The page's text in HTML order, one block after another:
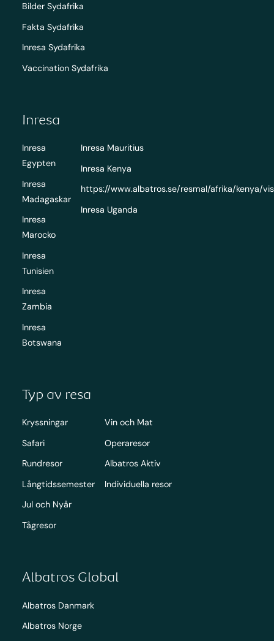
Bilder Sydafrika
Fakta Sydafrika
Inresa Sydafrika
Vaccination Sydafrika
Inresa
Inresa
Egypten
Inresa
Madagaskar
Inresa
Marocko
Inresa
Tunisien
Inresa
Zambia
Inresa
Botswana
Inresa Mauritius
Inresa Kenya
https://www.albatros.se/resmal/afrika/kenya/
Inresa Uganda
Typ av resa
Kryssningar
Safari
Rundresor
Långtidssemester
Jul och Nyår
Tågresor
Vin och Mat
Operaresor
Albatros Aktiv
Individuella resor
Albatros Global
Albatros Danmark
Albatros Norge